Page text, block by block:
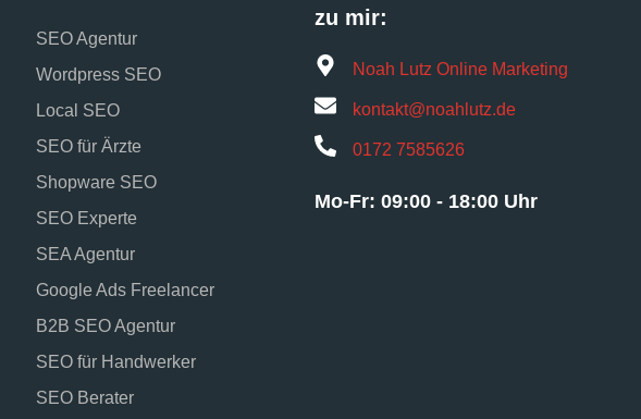
SEO Agentur
Wordpress SEO
Local SEO
SEO für Ärzte
Shopware SEO
SEO Experte
SEA Agentur
Google Ads Freelancer
B2B SEO Agentur
SEO für Handwerker
SEO Berater
zu mir:
Noah Lutz Online Marketing
kontakt@noahlutz.de
0172 7585626
Mo-Fr: 09:00 - 18:00 Uhr